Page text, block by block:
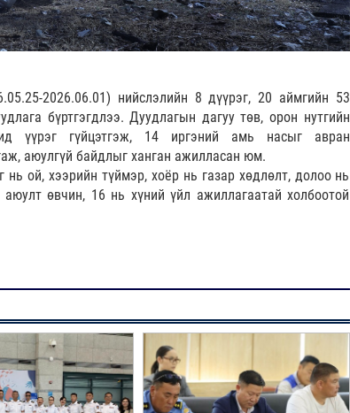
2026.06.01) нийслэлийн 8 дүүрэг, 20 аймгийн 53
бүртгэгдлээ. Дуудлагын дагуу төв, орон нутгийн
үүрэг гүйцэтгэж, 14 иргэний амь насыг авран
аюулгүй байдлыг ханган ажилласан юм.
ой, хээрийн түймэр, хоёр нь газар хөдлөлт, долоо нь
өвчин, 16 нь хүний үйл ажиллагаатай холбоотой